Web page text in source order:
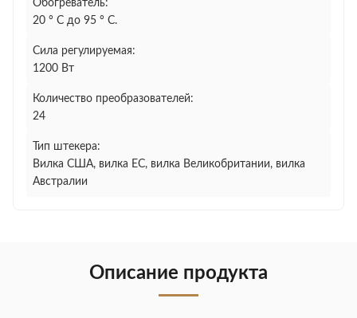
Обогреватель:
20 ° C до 95 ° C.
Сила регулируемая:
1200 Вт
Количество преобразователей:
24
Тип штекера:
Вилка США, вилка ЕС, вилка Великобритании, вилка
Австралии
Описание продукта